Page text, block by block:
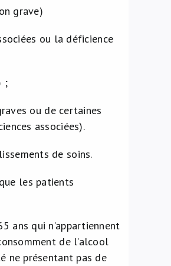
grave)
ou la déficience
;
ou de certaines
associées).
de soins.
les patients
ans qui n’appartiennent
de l’alcool
ne présentant pas de